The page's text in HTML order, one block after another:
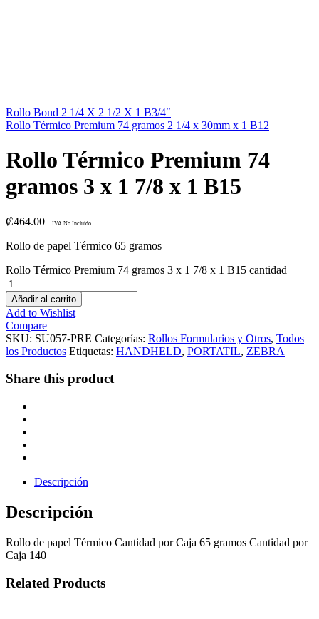
Rollo Bond 2 1/4 X 2 1/2 X 1 B3/4″
Rollo Térmico Premium 74 gramos 2 1/4 x 30mm x 1 B12
Rollo Térmico Premium 74
gramos 3 x 1 7/8 x 1 B15
₡464.00 IVA No Incluido
Rollo de papel Térmico 65 gramos
Rollo Térmico Premium 74 gramos 3 x 1 7/8 x 1 B15 cantidad
Añadir al carrito
Add to Wishlist
Compare
SKU: SU057-PRE Categorías: Rollos Formularios y Otros, Todos
los Productos Etiquetas: HANDHELD, PORTATIL, ZEBRA
Share this product
Descripción
Descripción
Rollo de papel Térmico Cantidad por Caja 65 gramos Cantidad por
Caja 140
Related Products